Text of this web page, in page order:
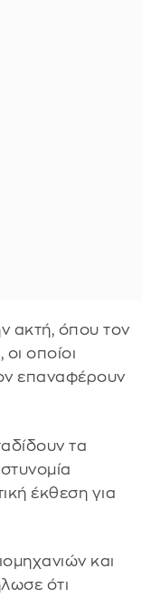
ακτή, όπου τον
οποίοι
επαναφέρουν
τα
έκθεση για
και
ότι